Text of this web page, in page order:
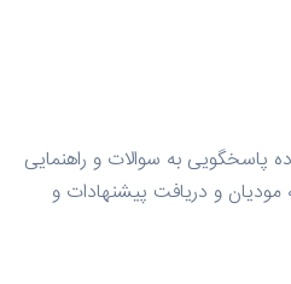
پاسخگویی به سوالات و راهنمایی
مودیان و دریافت پیشنهادات و